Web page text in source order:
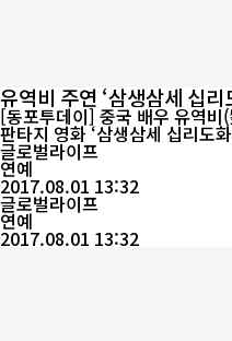
유역비 주연 ‘삼생삼세 십리
[동포투데이] 중국 배우 유역
판타지 영화 ‘삼생삼세 십리도
후 2시부터 중국 각지 영화관에서 개봉 된다. 영
화’는 동명 소설에 의해 개편한
첸(白浅)과 천족의 황태자 예화
(즉 전생과 이승 그리고 내생)을
글로벌라이프
연예
2017.08.01 13:32
글로벌라이프
연예
2017.08.01 13:32